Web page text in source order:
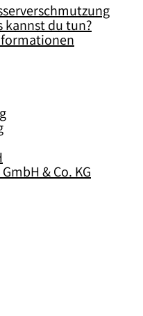
kannst du tun?
& Co. KG